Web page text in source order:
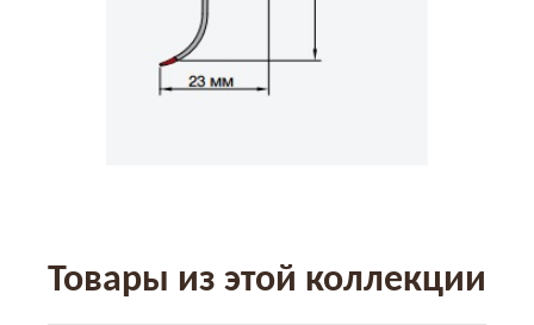
Товары из этой коллекции